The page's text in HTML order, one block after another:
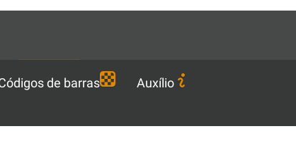
Languages
de barras
Auxílio